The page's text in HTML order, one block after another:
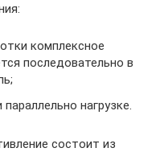
комплексное
последовательно в
нагрузке.
состоит из